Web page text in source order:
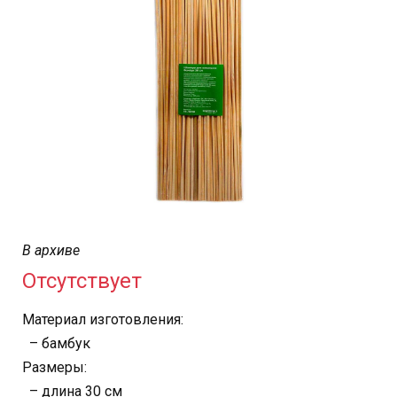
В архиве
Отсутствует
Материал изготовления:
– бамбук
Размеры:
– длина 30 см